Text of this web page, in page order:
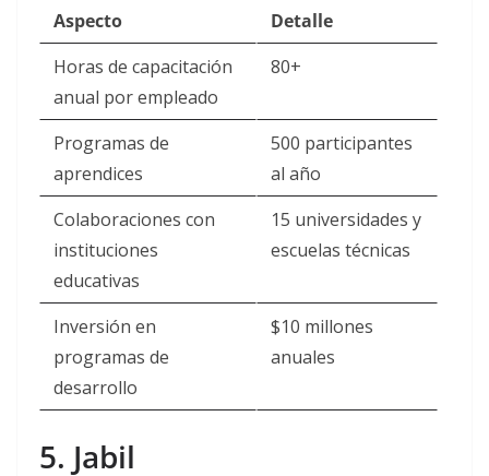
Aspecto
Detalle
Horas de capacitación
anual por empleado
80+
Programas de
aprendices
500 participantes
al año
Colaboraciones con
instituciones
educativas
15 universidades y
escuelas técnicas
Inversión en
programas de
desarrollo
$10 millones
anuales
5. Jabil